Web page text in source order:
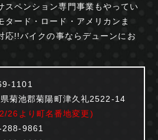
スペンション専門事業もやってい
タード・ロード・ アメリカンま
応!!バイクの事ならデューンにお
1101
菊池郡菊陽町津久礼2522-14
26より町名番地変更)
288-9861